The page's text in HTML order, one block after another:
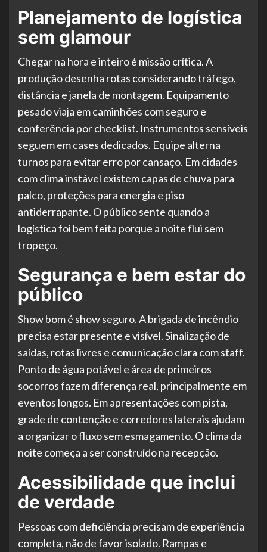
Planejamento de logística
sem glamour
Chegar na hora e inteiro é missão crítica. A
produção desenha rotas considerando tráfego,
distância e janela de montagem. Equipamento
pesado viaja em caminhões com seguro e
conferência por checklist. Instrumentos sensíveis
seguem em cases dedicados. Equipe alterna
turnos para evitar erro por cansaço. Em cidades
com clima instável existem capas de chuva para
palco, proteções para energia e piso
antiderrapante. O público sente quando a
logística foi bem feita porque a noite flui sem
tropeço.
Segurança e bem estar do
público
Show bom é show seguro. A brigada de incêndio
precisa estar presente e visível. Sinalização de
saídas, rotas livres e comunicação clara com staff.
Ponto de água potável e área de primeiros
socorros fazem diferença real, principalmente em
eventos longos. Em apresentações com pista,
grade de contenção e corredores laterais ajudam
a organizar o fluxo sem esmagamento. O clima da
noite começa a ser construído na recepção.
Acessibilidade que inclui
de verdade
Pessoas com deficiência precisam de experiência
completa, não de favor isolado. Rampas e